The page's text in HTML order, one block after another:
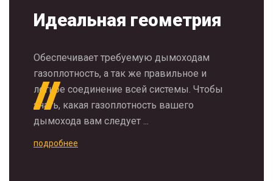
Идеальная геометрия
Обеспечивает требуемую дымоходам
газоплотность, а так же правильное и
легкое соединение всей системы. Чтобы
знать, какая газоплотность вашего
дымохода вам следует ...
подробнее